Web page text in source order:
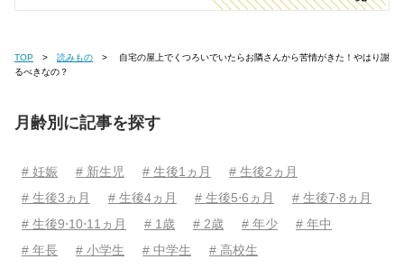
TOP 読みもの
るべきなの？
月齢別に記事を探す
# 妊娠 # 新生児 # 生後1ヵ月
# 生後2ヵ月
# 生後3ヵ月
# 生後4ヵ月 # 生後5⋅6ヵ月
# 生後7⋅8ヵ月
# 生後9⋅10⋅11ヵ月
# 1歳 # 2歳 # 年少
# 年中
# 年長
# 小学生 # 中学生 # 高校生